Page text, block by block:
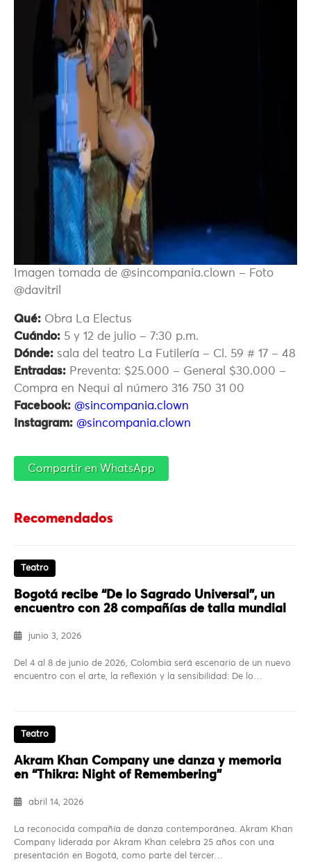
Imagen tomada de @sincompania.clown – Foto
@davitril
Qué: Obra La Electus
Cuándo: 5 y 12 de julio – 7:30 p.m.
Dónde: sala del teatro La Futilería – Cl. 59 # 17 – 48
Entradas: Preventa: $25.000 – General $30.000 –
Compra en Nequi al número 316 750 31 00
Facebook: @sincompania.clown
Instagram: @sincompania.clown
Compartir en WhatsApp
Recomendados
Teatro
Bogotá recibe “De lo Sagrado Universal”, un
encuentro con 28 compañías de talla mundial
junio 3, 2026
Del 4 al 8 de junio de 2026, Colombia será escenario de un nuevo
encuentro con el arte, la reflexión y la sensibilidad: De lo…
Teatro
Akram Khan Company une danza y memoria
en “Thikra: Night of Remembering”
abril 14, 2026
La reconocida compañía de danza contemporánea. Akram Khan
Company liderada por Akram Khan celebra 25 años con una
presentación en Bogotá, como parte del tercer…